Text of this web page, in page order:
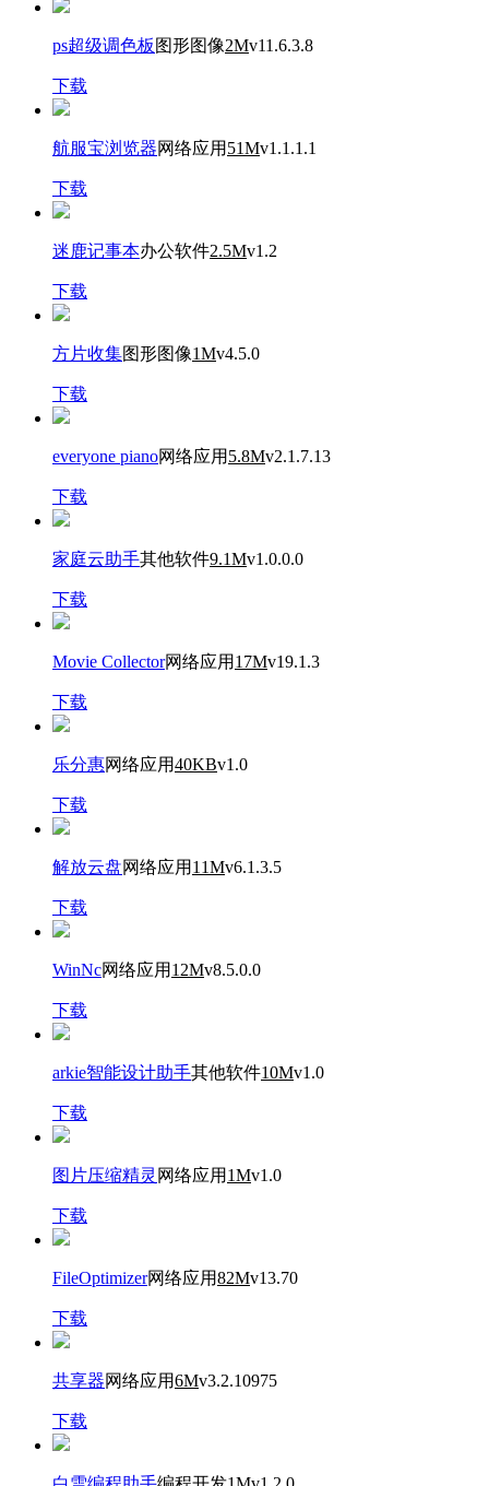
ps超级调色板 图形图像2Mv11.6.3.8
下载
航服宝浏览器网络应用 51Mv1.1.1.1
下载
迷鹿记事本办公软件2.5Mv1.2
下载
方片收集图形图像1Mv4.5.0
下载
everyone piano网络应用 5.8Mv2.1.7.13
下载
家庭云助手其他软件9.1Mv1.0.0.0
下载
Movie Collector网络应用 17Mv19.1.3
下载
乐分惠网络应用40KBv1.0
下载
解放云盘网络应用 11Mv6.1.3.5
下载
WinNc网络应用 12Mv8.5.0.0
下载
arkie智能设计助手其他软件10Mv1.0
下载
图片压缩精灵 网络应用 1Mv1.0
下载
FileOptimizer网络应用82Mv13.70
下载
共享器网络应用6Mv3.2.10975
下载